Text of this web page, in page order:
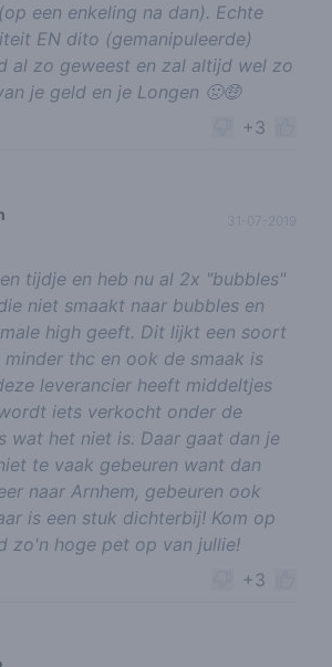
een enkeling na dan). Echte
EN dito (gemanipuleerde)
al zo geweest en zal altijd wel zo
je geld en je Longen 🤢🤑
+3
31-07-2019
tijdje en heb nu al 2x "bubbles"
niet smaakt naar bubbles en
high geeft. Dit lijkt een soort
thc en ook de smaak is
leverancier heeft middeltjes
iets verkocht onder de
wat het niet is. Daar gaat dan je
te vaak gebeuren want dan
naar Arnhem, gebeuren ook
is een stuk dichterbij! Kom op
zo'n hoge pet op van jullie!
+3